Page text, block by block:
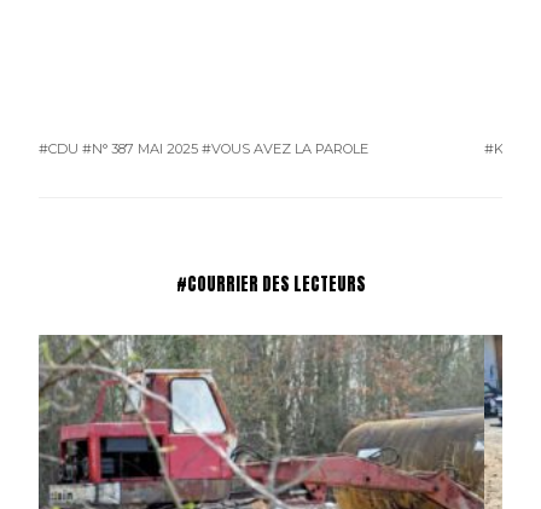
#CDU #N° 387 MAI 2025 #VOUS AVEZ LA PAROLE
#COURRIER DES LECTEURS